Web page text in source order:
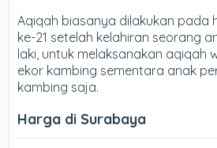
Aqiqah biasanya dilakukan pada
ke-21 setelah kelahiran seorang
laki, untuk melaksanakan aqiqah
ekor kambing sementara anak
kambing saja.
Harga di Surabaya